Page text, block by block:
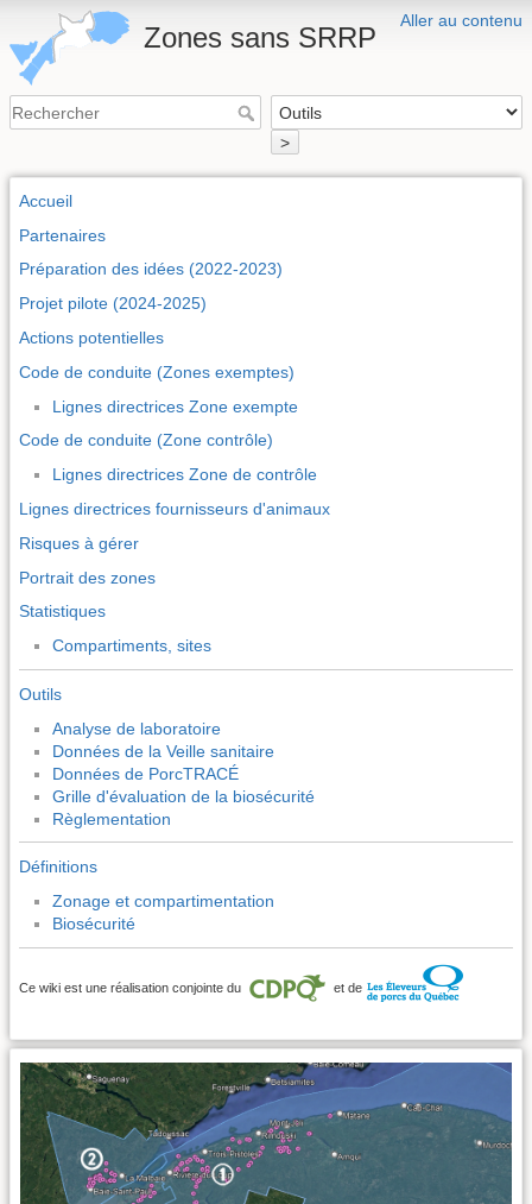
Aller au contenu
Zones sans SRRP
>
Accueil
Partenaires
Préparation des idées (2022-2023)
Projet pilote (2024-2025)
Actions potentielles
Code de conduite (Zones exemptes)
Lignes directrices Zone exempte
Code de conduite (Zone contrôle)
Lignes directrices Zone de contrôle
Lignes directrices fournisseurs d'animaux
Risques à gérer
Portrait des zones
Statistiques
Compartiments, sites
Outils
Analyse de laboratoire
Données de la Veille sanitaire
Données de PorcTRACÉ
Grille d'évaluation de la biosécurité
Règlementation
Définitions
Zonage et compartimentation
Biosécurité
Ce wiki est une réalisation conjointe du et de